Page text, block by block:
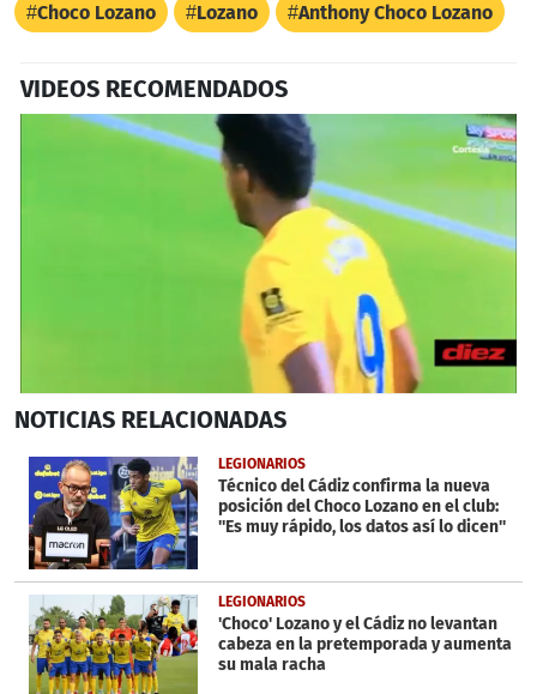
Choco Lozano Lozano Anthony Choco Lozano
VIDEOS RECOMENDADOS
seconds
25
seconds
NOTICIAS RELACIONADAS
LEGIONARIOS
Técnico del Cádiz confirma la nueva
posición del Choco Lozano en el club:
''Es muy rápido, los datos así lo dicen''
LEGIONARIOS
'Choco' Lozano y el Cádiz no levantan
cabeza en la pretemporada y aumenta
su mala racha